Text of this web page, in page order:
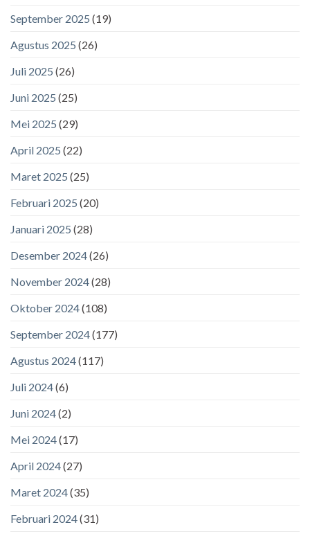
September 2025 (19)
Agustus 2025 (26)
Juli 2025 (26)
Juni 2025 (25)
Mei 2025 (29)
April 2025 (22)
Maret 2025 (25)
Februari 2025 (20)
Januari 2025 (28)
Desember 2024(26)
November 2024(28)
Oktober 2024(108)
September 2024(177)
Agustus 2024(117)
Juli 2024(6)
Juni 2024(2)
Mei 2024(17)
April 2024(27)
Maret 2024(35)
Februari 2024(31)